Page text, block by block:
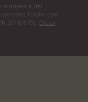
europeo e del
fisiche con
2016/679). Clicca